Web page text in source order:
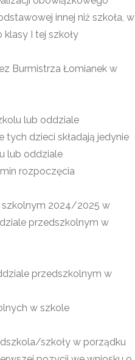
innej niż szkoła, w
I tej szkoły
Burmistrza Łomianek w
lub oddziale
dzieci składają jedynie
lub oddziale
rozpoczęcia
szkolnym 2024/2025 w
przedszkolnym w
przedszkolnym w
w szkole
szkoły w porządku